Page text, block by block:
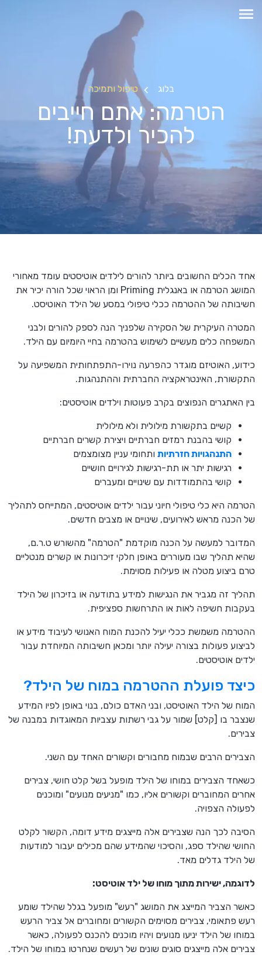
בלוג טיפול ותמיכה
הטרמה: אתם חייבים
להכיר ולדעת!
אחד הכלים החשובים ביותר להורים לילדים אוטיסטים עומד מאחורי
המושג הטרמה או באנגלית Priming ומן הראוי שכל הורה יכיר את
חשיבותה של ההטרמה ככלי טיפולי במסע של הילד האוטיסט.
המטרה העיקרית של הסקירה שלפניך הנה לספק להורים ולבני
המשפחה כלים מעשיים לשימוש בהטרמה בחיי היומיום עם הילד.
כידוע, האוטיזם מוגדר כהפרעה נוירו-התפתחותית המשפיעה על
התקשורת, האינטראקציה החברתית וההתנהגות.
בין האתגרים הנפוצים בקרב פעוטות וילדים אוטיסטים:
קשיים בתקשורת מילולית ולא מילולית
קושי בהבנת רמזים חברתיים ויצירת קשרים חברתיים
התנהגויות חזרתיות ותחומי עניין מצומצמים
רגישות יתר או תת-רגישות לגירויים חושיים
קושי בהתמודדות עם שינויים ומעברים
הטרמה היא כלי טיפולי חיוני עבור ילדים אוטיסטים, המתייחס לתהליך
של הכנה מראש לאירועים, שינויים או מצבים חדשים.
המדובר למעשה על הכנה מוקדמת "הטרמה" מהשורש ט.ר.ם,
שהיא תהליך שבו מעוררים באופן חלקי זיכרונות או קשרים מנטליים
טרם ביצוע מטלה או פעילות מסוימת.
תהליך זה מגביר את הנגישות למידע בתודעה או בזיכרון של הילד
בעקבות חשיפה לאות או התרחשות ספציפית.
ההטרמה משמשת ככלי יעיל להכנת המוח האנושי לעיבוד מידע או
לביצוע פעולות בצורה יעילה יותר ומכאן חשיבותה המיוחדת עבור
ילדים אוטיסטים.
כיצד פועלת ההטרמה במוח של הילד?
המוח של הילד האוטיסט, ובני האדם כולם, בנוי באופן לפיו המידע
שנצבר בו [קלט] שמור על גבי רשתות עצביות המאוגדות במבנה של
צבירים.
הצבירים הרבים שבמוח מחבורים וקשורים האחד עם השני.
כשאחד הצבירים במוחו של הילד מופעל בשל קלט חושי, צבירים
אחרים המחוברים וקשורים אליו, כמו "מניעים מנועים" ומוכנים
לפעולה הצפויה.
הסיבה לכך הנה שצבירים אלה מייצגים מידע דומה, הקשור לקלט
החושי שהילד ספג, והסיכוי שהמידע שהם מכילים יעבור למודעות
של הילד גדלים מאד.
לדוגמה, ישירות מתוך מוחו של ילד אוטיסט:
כאשר הצביר המייצג את המושג "רעש" מופעל בגלל שהילד שומע
רעש פתאומי, צבירים מסוימים הקשורים ומחוברים אל צביר הרעש
במוחו של הילד יניעו מנועים ויהיו מוכנים להכנס לפעולה, כאשר
צבירים אלה מייצגים סוגים שונים של רעשים שנחרטו במוחו של הילד.